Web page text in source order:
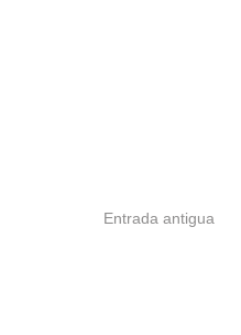
Entrada antigua